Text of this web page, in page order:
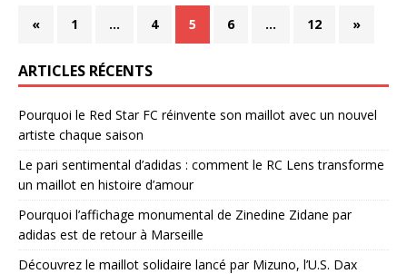
« 1 … 4 5 6 … 12 »
ARTICLES RÉCENTS
Pourquoi le Red Star FC réinvente son maillot avec un nouvel
artiste chaque saison
Le pari sentimental d’adidas : comment le RC Lens transforme
un maillot en histoire d’amour
Pourquoi l’affichage monumental de Zinedine Zidane par
adidas est de retour à Marseille
Découvrez le maillot solidaire lancé par Mizuno, l’U.S. Dax